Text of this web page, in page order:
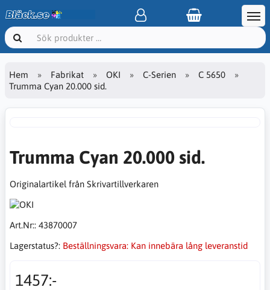
Hem Fabrikat OKI C-Serien
C 5650
Trumma Cyan 20.000 sid.
Trumma Cyan 20.000 sid.
Originalartikel från Skrivartillverkaren
Art.Nr:: 43870007
Lagerstatus?: Beställningsvara: Kan innebära lång leveranstid
1457:-